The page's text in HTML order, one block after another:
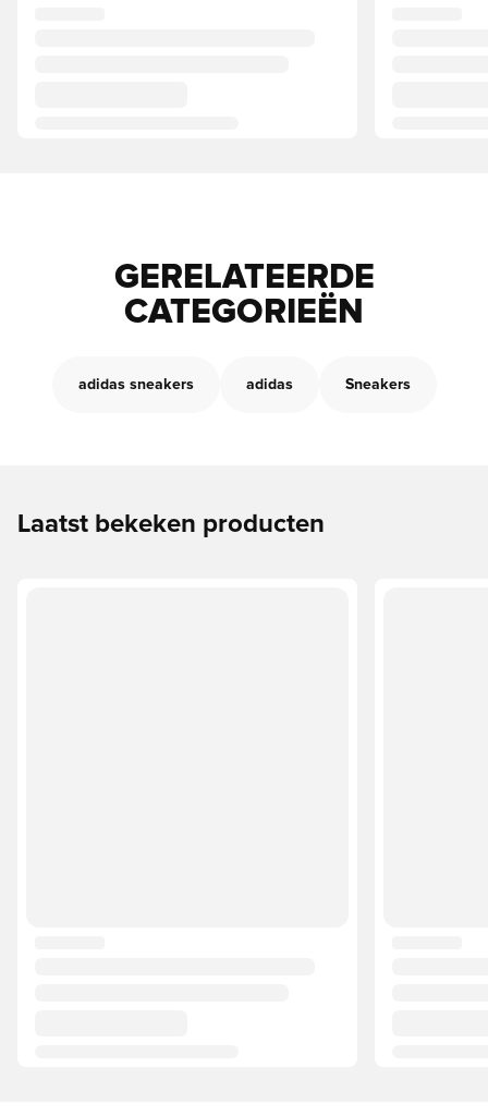
GERELATEERDE
CATEGORIEËN
adidas sneakers adidas Sneakers
Laatst bekeken producten